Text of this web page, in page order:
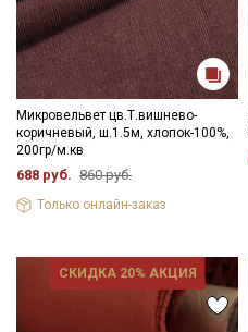
Микровельвет цв.Т.вишнево-
коричневый, ш.1.5м, хлопок-100%,
200гр/м.кв
688 руб. 860 руб.
Только онлайн-заказ
СКИДКА 20% АКЦИЯ